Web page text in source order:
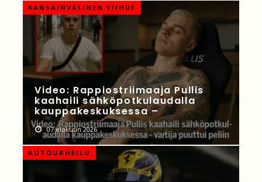
KANSAINVÄLINEN VIIHDE
Video: Rappiostriimaaja Pullis
kaahaili sähköpotkulaudalla
kauppakeskuksessa –
07 elokuun 2026
AUTOURHEILU